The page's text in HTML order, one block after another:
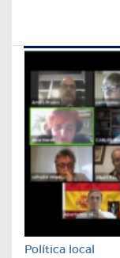
Política local